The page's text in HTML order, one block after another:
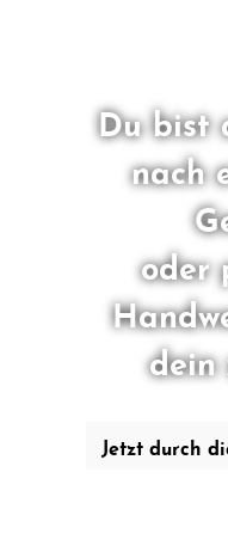
Du bist
nach
oder
dein
Jetzt durch